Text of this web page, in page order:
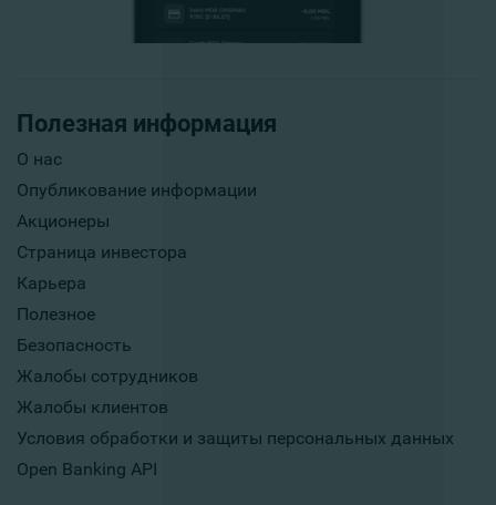
Полезная информация
О нас
Опубликование информации
Акционеры
Страница инвестора
Карьера
Полезное
Безопасность
Жалобы сотрудников
Жалобы клиентов
Условия обработки и защиты персональных данных
Open Banking API